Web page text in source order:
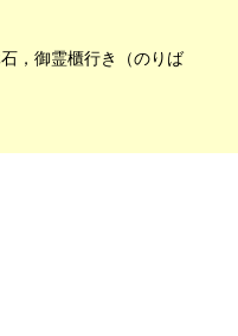
，御霊櫃行き（のりば